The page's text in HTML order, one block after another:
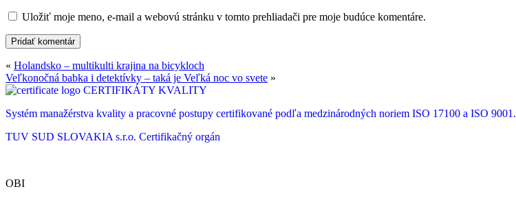
Uložiť moje meno, e-mail a webovú stránku v tomto prehliadači pre moje budúce komentáre.
« Holandsko – multikulti krajina na bicykloch
Veľkonočná babka i detektívky – taká je Veľká noc vo svete »
CERTIFIKÁTY KVALITY
Systém manažérstva kvality a pracovné postupy certifikované podľa medzinárodných noriem ISO 17100 a ISO 9001.
TUV SUD SLOVAKIA s.r.o. Certifikačný orgán
OBI